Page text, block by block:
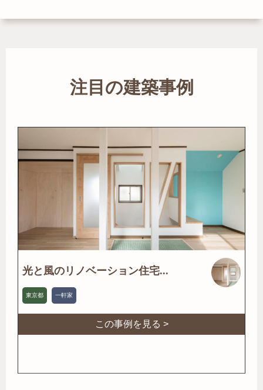
注目の建築事例
光と風のリノベーション住宅...
東京都 一軒家
この事例を見る >